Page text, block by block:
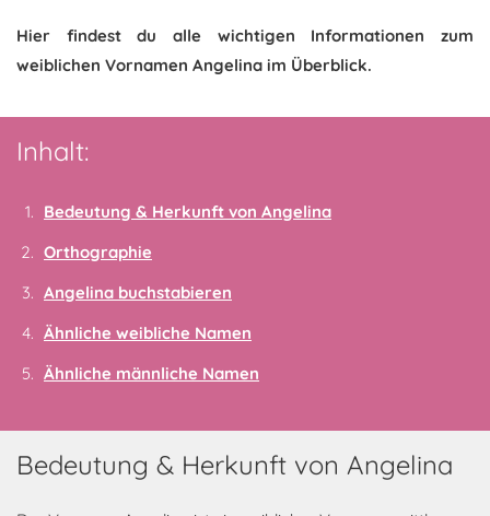
Hier findest du alle wichtigen Informationen zum
weiblichen Vornamen Angelina im Überblick.
Inhalt:
Bedeutung & Herkunft von Angelina
Orthographie
Angelina buchstabieren
Ähnliche weibliche Namen
Ähnliche männliche Namen
Bedeutung & Herkunft von Angelina